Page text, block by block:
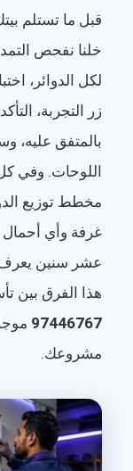
قبل ما تستلم
خلنا نفحص
لكل الدوائر،
زر التجربة،
بالمتفق عليه،
اللوحات. وفي
مخطط توزيع
غرفة وأي أحمال
عشر سنين يعرف
هذا الفرق بين
97446767
مشروعك.